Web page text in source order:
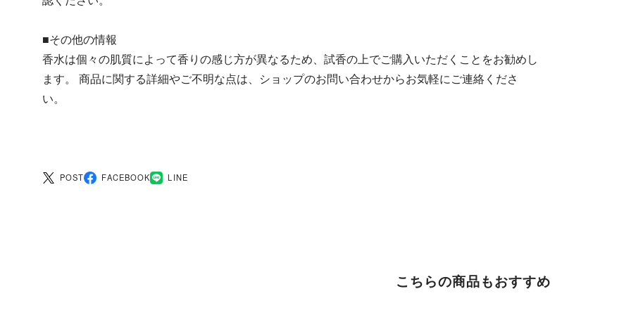
■その他の情報
香水は個々の肌質によって香りの感じ方が異なるため、試香の上でご購入いただくことをお勧めし
ます。 商品に関する詳細やご不明な点は、ショップのお問い合わせからお気軽にご連絡くださ
い。
POST FACEBOOK LINE
こちらの商品もおすすめ